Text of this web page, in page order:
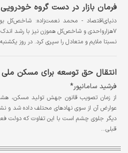
فرمان بازار در دست گروه خودرویی
دنیای‌اقتصاد - محمد نعمت‌زاده: شاخص‌کل
نسبتا ملایم و متعادل را سپری کرد. در روز
انتقال حق توسعه برای مسکن ملی
فرشید سامانپور*
از زمان تصویب قانون جهش تولید مسکن،
عوارض آن از سوی نهادهای محتلف داده شد و
دیگر جلوی چشم است با این تفاوت که دولت
قبلی…